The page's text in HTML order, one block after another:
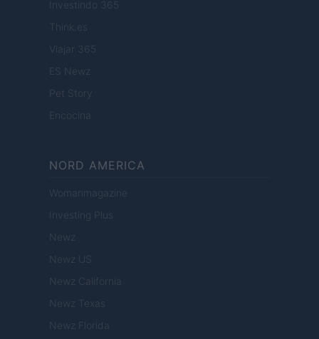
Investindo 365
Think.es
Viajar 365
ES Newz
Pet Story
Encocina
NORD AMERICA
Womanmagazine
Investing Plus
Newz
Newz US
Newz California
Newz Texas
Newz Florida